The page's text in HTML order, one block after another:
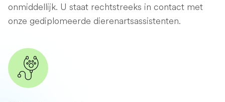
onmiddellijk. U staat rechtstreeks in contact met
onze gediplomeerde dierenartsassistenten.